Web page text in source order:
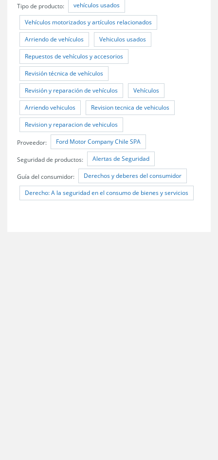
Tipo de producto: vehículos usados
Vehículos motorizados y artículos relacionados
Arriendo de vehículos Vehiculos usados
Repuestos de vehículos y accesorios
Revisión técnica de vehículos
Revisión y reparación de vehículos Vehículos
Arriendo vehiculos Revision tecnica de vehiculos
Revision y reparacion de vehiculos
Proveedor: Ford Motor Company Chile SPA
Seguridad de productos: Alertas de Seguridad
Guía del consumidor: Derechos y deberes del consumidor
Derecho: A la seguridad en el consumo de bienes y servicios